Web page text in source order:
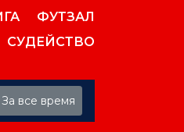
ФУТЗАЛ
СУДЕЙСТВО
За все время